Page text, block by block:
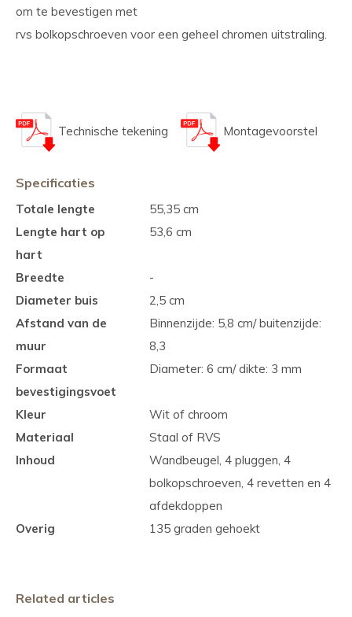
om te bevestigen met
rvs bolkopschroeven voor een geheel chromen uitstraling.
Technische tekening Montagevoorstel
Specificaties
Totale lengte
55,35 cm
Lengte hart op
hart
53,6 cm
Breedte
-
Diameter buis
2,5 cm
Afstand van de
muur
Binnenzijde: 5,8 cm/ buitenzijde:
8,3
Formaat
bevestigingsvoet
Diameter: 6 cm/ dikte: 3 mm
Kleur
Wit of chroom
Materiaal
Staal of RVS
Inhoud
Wandbeugel, 4 pluggen, 4
bolkopschroeven, 4 revetten en 4
afdekdoppen
Overig
135 graden gehoekt
Related articles